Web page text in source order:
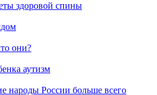
здоровой спины
они?
аутизм
народы России больше всего